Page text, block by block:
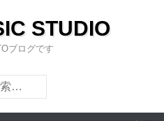
STUDIO
ブログです